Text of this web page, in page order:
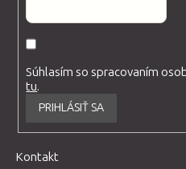
Súhlasím so spracovaním
tu.
PRIHLÁSIŤ SA
Kontakt